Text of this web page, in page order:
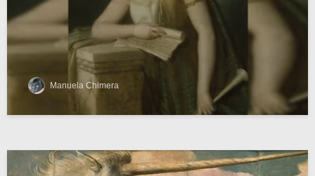
Manuela Chimera